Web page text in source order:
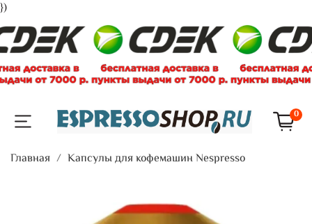
})
0
Главная Капсулы для кофемашин Nespresso